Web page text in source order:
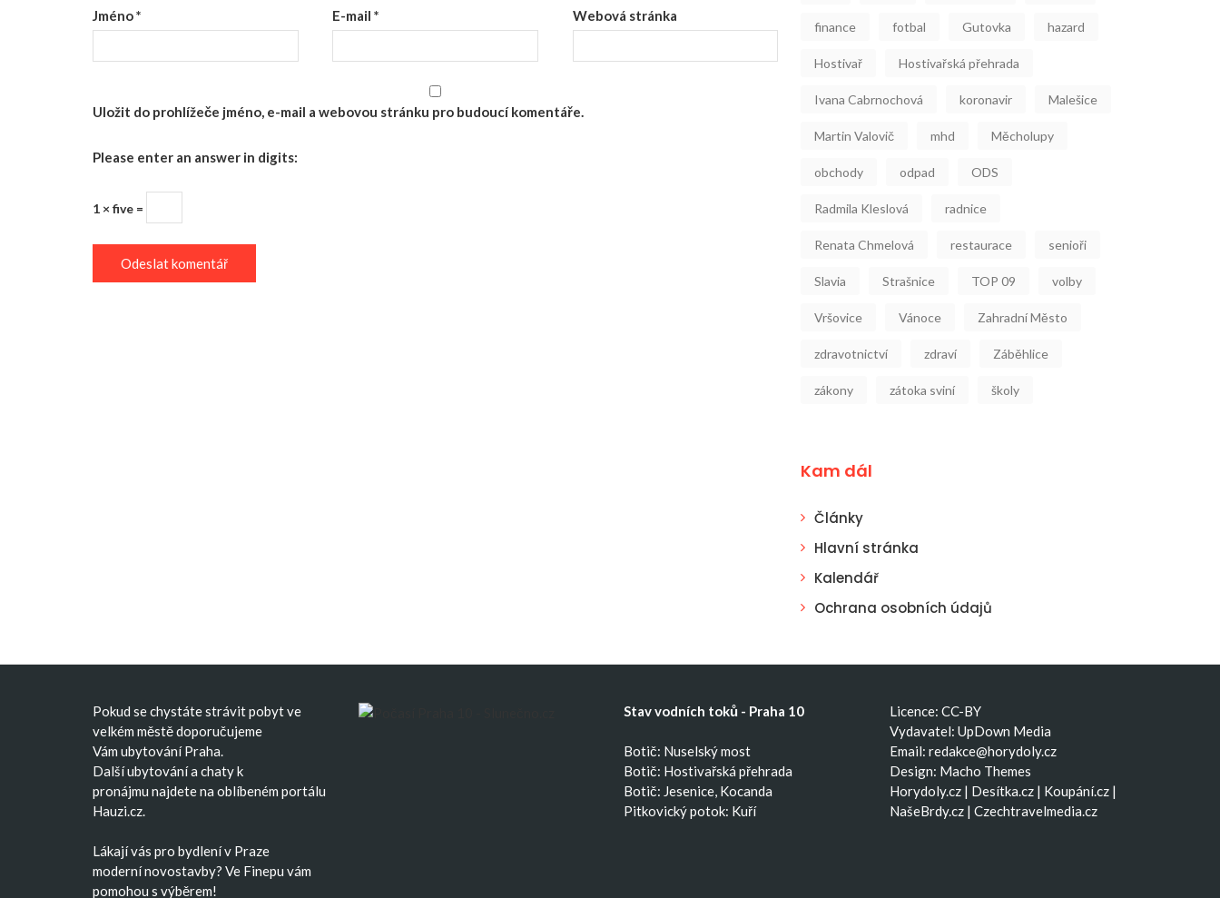
Jméno* E-mail* Webová stránka
Uložit do prohlížeče jméno, e-mail a webovou stránku pro budoucí komentáře.
Please enter an answer in digits:
1 × five =
finance fotbal Gutovka hazard
Hostivař Hostivařská přehrada
Ivana Cabrnochová koronavir Malešice
Martin Valovič mhd Měcholupy
obchody odpad ODS
Radmila Kleslová radnice
Renata Chmelová restaurace senioři
Slavia Strašnice TOP 09 volby
Vršovice Vánoce Zahradní Město
zdravotnictví zdraví Záběhlice
zákony zátoka sviní školy
Kam dál
Články
Hlavní stránka
Kalendář
Ochrana osobních údajů
Pokud se chystáte strávit pobyt ve
velkém městě doporučujeme
Vám ubytování Praha.
Dalšíubytovánía chaty k
pronájmu najdete na oblíbeném portálu
Hauzi.cz.
Lákají vás pro bydlení v Praze
modernínovostavby? Ve Finepu vám
pomohou s výběrem!
Stav vodních toků - Praha 10
Botič: Nuselský most
Botič: Hostivařská přehrada
Botič: Jesenice, Kocanda
Pitkovický potok: Kuří
Licence: CC-BY
Vydavatel: UpDown Media
Email: redakce@horydoly.cz
Design: Macho Themes
Horydoly.cz| Desítka.cz| Koupání.cz|
NašeBrdy.cz| Czechtravelmedia.cz